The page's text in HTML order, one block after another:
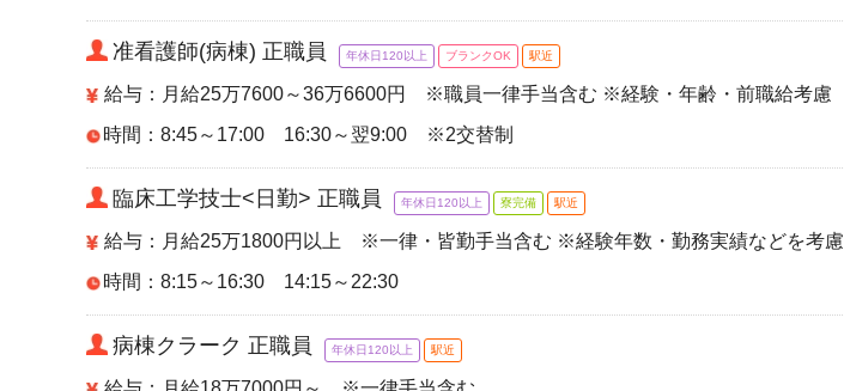
准看護師(病棟) 正職員 年休日120以上 ブランクOK 駅近
給与：月給25万7600～36万6600円 ※職員一律手当含む ※経験・年齢・前職給考慮
時間：8:45～17:00 16:30～翌9:00 ※2交替制
臨床工学技士<日勤> 正職員 年休日120以上 寮完備 駅近
給与：月給25万1800円以上 ※一律・皆勤手当含む ※経験年数・勤務実績などを考慮
時間：8:15～16:30 14:15～22:30
病棟クラーク 正職員 年休日120以上 駅近